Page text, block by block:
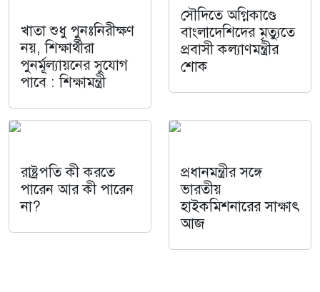
খাতা শুধু পুনঃনিরীক্ষণ
নয়, শিক্ষার্থীরা
পুনর্মূল্যায়নের সুযোগ
পাবে : শিক্ষামন্ত্রী
সৌদিতে অগ্নিকাণ্ডে
বাংলাদেশিদের মৃত্যুতে
প্রবাসী কল্যাণমন্ত্রীর
শোক
রাষ্ট্রপতি কী করতে
পারেন আর কী পারেন
না?
প্রধানমন্ত্রীর সঙ্গে
ভারতীয়
হাইকমিশনারের সাক্ষাৎ
আজ